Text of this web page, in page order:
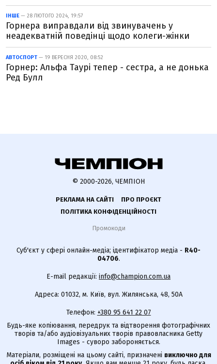
ІНШЕ — 28 ЛЮТОГО 2024, 19:57
Горнера виправдали від звинувачень у
неадекватній поведінці щодо колеги-жінки
АВТОСПОРТ — 19 ВЕРЕСНЯ 2020, 08:52
Горнер: Альфа Таурі тепер - сестра, а не донька
Ред Булл
© 2000-2026, ЧЕМПІОН
РЕКЛАМА НА САЙТІ
ПРО ПРОЄКТ
ПОЛІТИКА КОНФІДЕНЦІЙНОСТІ
Промокоди
Суб'єкт у сфері онлайн-медіа; ідентифікатор медіа - R40-
04706.
E-mail редакції: info@champion.com.ua
Адреса: 01032, м. Київ, вул. Жилянська, 48, 50А
Телефон: +380 95 641 22 07
Будь-яке копіювання, передрук та відтворення фотографічних
творів та/або аудіовізуальних творів правовласника Getty
Images - суворо забороняється.
Матеріали, розміщені на цьому сайті, призначені виключно для